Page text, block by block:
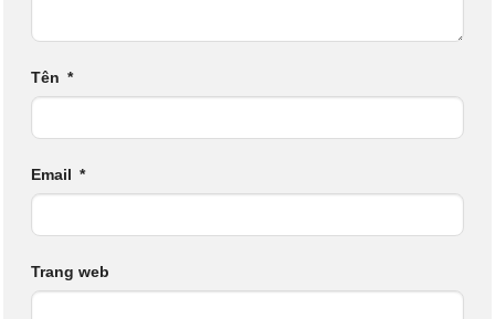
Tên *
Email *
Trang web